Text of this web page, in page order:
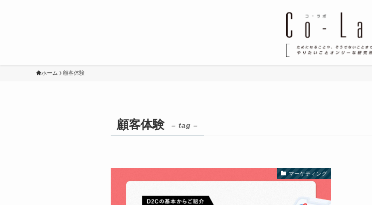
ホーム 顧客体験
顧客体験 – tag –
マーケティング